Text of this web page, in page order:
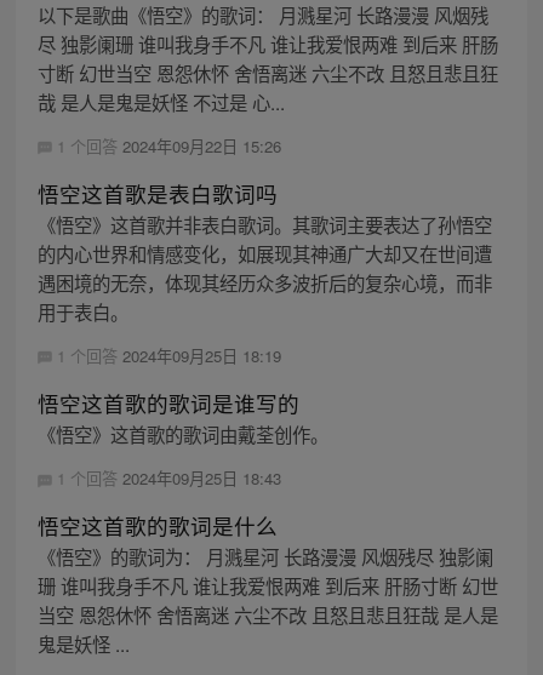
以下是歌曲《悟空》的歌词： 月溅星河 长路漫漫 风烟残
尽 独影阑珊 谁叫我身手不凡 谁让我爱恨两难 到后来 肝肠
寸断 幻世当空 恩怨休怀 舍悟离迷 六尘不改 且怒且悲且狂
哉 是人是鬼是妖怪 不过是 心...
1 个回答 2024年09月22日 15:26
悟空这首歌是表白歌词吗
《悟空》这首歌并非表白歌词。其歌词主要表达了孙悟空
的内心世界和情感变化，如展现其神通广大却又在世间遭
遇困境的无奈，体现其经历众多波折后的复杂心境，而非
用于表白。
1 个回答 2024年09月25日 18:19
悟空这首歌的歌词是谁写的
《悟空》这首歌的歌词由戴荃创作。
1 个回答 2024年09月25日 18:43
悟空这首歌的歌词是什么
《悟空》的歌词为： 月溅星河 长路漫漫 风烟残尽 独影阑
珊 谁叫我身手不凡 谁让我爱恨两难 到后来 肝肠寸断 幻世
当空 恩怨休怀 舍悟离迷 六尘不改 且怒且悲且狂哉 是人是
鬼是妖怪 ...